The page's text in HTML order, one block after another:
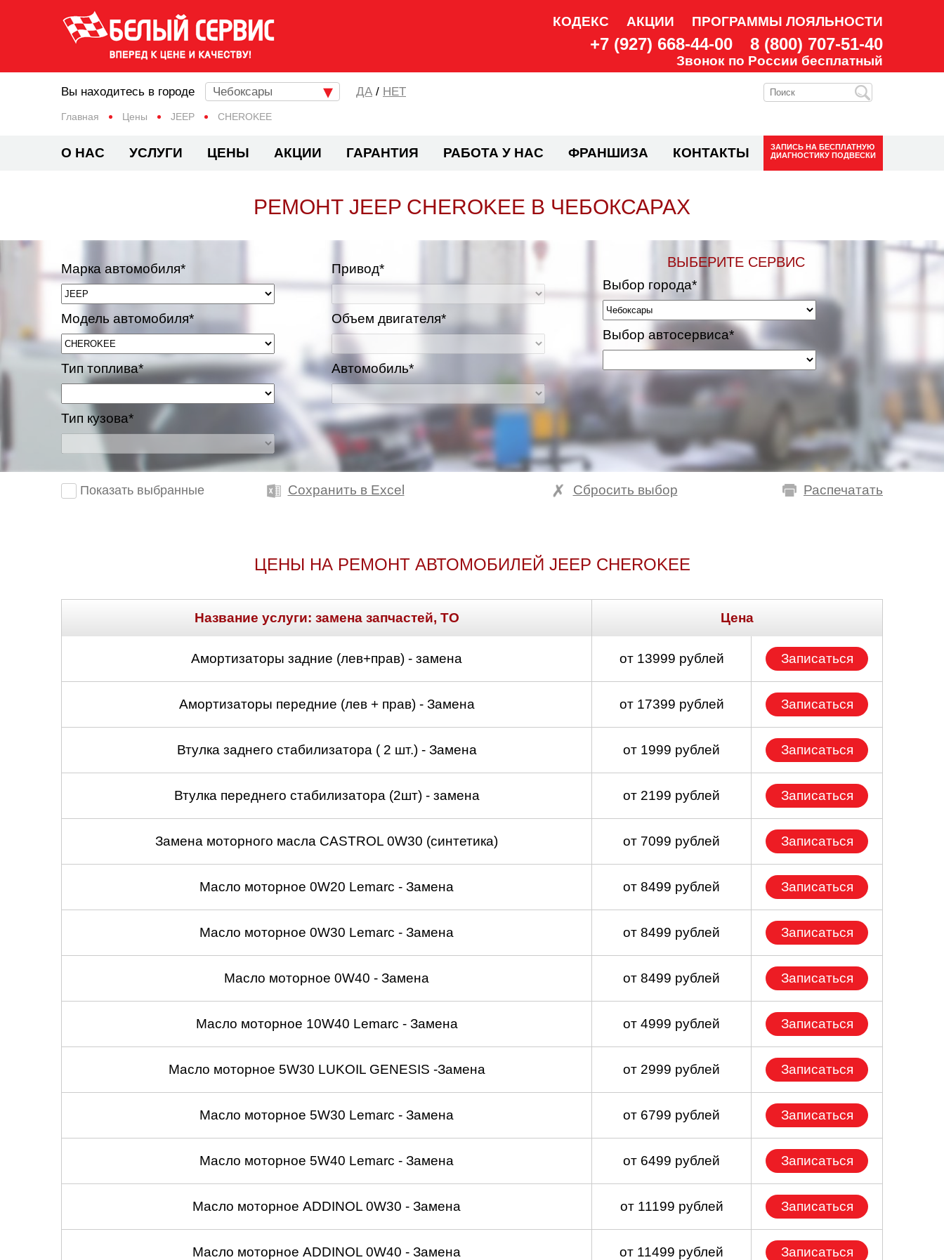
КОДЕКС АКЦИИ ПРОГРАММЫ ЛОЯЛЬНОСТИ
+7 (927) 668-44-00 8 (800) 707-51-40
Звонок по России бесплатный
Главная Цены JEEP CHEROKEE
Вы находитесь в городе Чебоксары / НЕТ
О НАС УСЛУГИ ЦЕНЫ АКЦИИ ГАРАНТИЯ РАБОТА У НАС ФРАНШИЗА КОНТАКТЫ ЗАПИСЬ НА БЕСПЛАТНУЮ
ДИАГНОСТИКУ ПОДВЕСКИ
РЕМОНТ JEEP CHEROKEE В ЧЕБОКСАРАХ
Марка автомобиля*
Модель автомобиля*
Тип топлива*
Тип кузова*
Привод*
Объем двигателя*
Автомобиль*
ВЫБЕРИТЕ СЕРВИС
Выбор города*
Выбор автосервиса*
Показать выбранные Сохранить в Excel Распечатать
Сбросить выбор
ЦЕНЫ НА РЕМОНТ АВТОМОБИЛЕЙ JEEP CHEROKEE
Название услуги: замена запчастей, ТО Цена
Амортизаторы задние (лев+прав) - замена от 13999 рублей Записаться
Амортизаторы передние (лев + прав) - Замена от 17399 рублей Записаться
Втулка заднего стабилизатора ( 2 шт.) - Замена от 1999 рублей Записаться
Втулка переднего стабилизатора (2шт) - замена от 2199 рублей Записаться
Замена моторного масла CASTROL 0W30 (синтетика) от 7099 рублей Записаться
Масло моторное 0W20 Lemarc - Замена от 8499 рублей Записаться
Масло моторное 0W30 Lemarc - Замена от 8499 рублей Записаться
Масло моторное 0W40 - Замена от 8499 рублей Записаться
Масло моторное 10W40 Lemarc - Замена от 4999 рублей Записаться
Масло моторное 5W30 LUKOIL GENESIS -Замена от 2999 рублей Записаться
Масло моторное 5W30 Lemarc - Замена от 6799 рублей Записаться
Масло моторное 5W40 Lemarc - Замена от 6499 рублей Записаться
Масло моторное ADDINOL 0W30 - Замена от 11199 рублей Записаться
Масло моторное ADDINOL 0W40 - Замена от 11499 рублей Записаться